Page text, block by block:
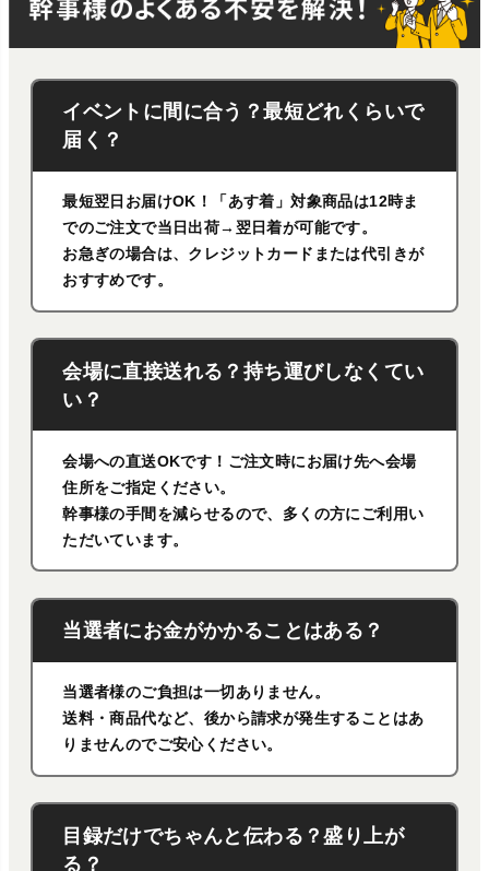
イベントに間に合う？最短どれくらいで
届く？
最短翌日お届けOK！「あす着」対象商品は12時ま
でのご注文で当日出荷→翌日着が可能です。
お急ぎの場合は、クレジットカードまたは代引きが
おすすめです。
会場に直接送れる？持ち運びしなくてい
い？
会場への直送OKです！ご注文時にお届け先へ会場
住所をご指定ください。
幹事様の手間を減らせるので、多くの方にご利用い
ただいています。
当選者にお金がかかることはある？
当選者様のご負担は一切ありません。
送料・商品代など、後から請求が発生することはあ
りませんのでご安心ください。
目録だけでちゃんと伝わる？盛り上が
る？